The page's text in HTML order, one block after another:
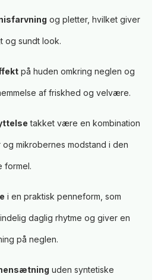
og pletter, hvilket giver
og sundt look.
på huden omkring neglen og
af friskhed og velvære.
takket være en kombination
mikrobernes modstand i den
formel.
i en praktisk penneform, som
daglig rhytme og giver en
på neglen.
uden syntetiske